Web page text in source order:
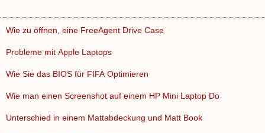
Wie zu öffnen, eine FreeAgent Drive Case
Probleme mit Apple Laptops
Wie Sie das BIOS für FIFA Optimieren
Wie man einen Screenshot auf einem HP Mini Laptop Do
Unterschied in einem Mattabdeckung und Matt Book